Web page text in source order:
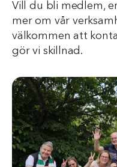
Vill du bli medlem,
mer om vår
välkommen att
gör vi skillnad.